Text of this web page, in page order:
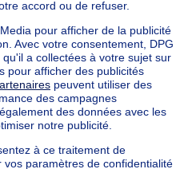
Ferme à vendre
Chalet à vendre
de campagne à vendre
Autres biens à vendre
à vendre
de la Belgique
Maison à vendre Espagne
à vendre Luxembourg
Pays-bas